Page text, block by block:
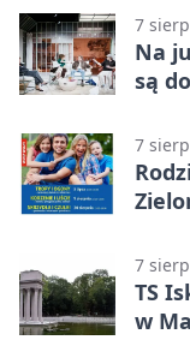
7
Na
są
7
7
TS
w